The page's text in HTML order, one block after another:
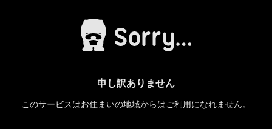
申し訳ありません
このサービスはお住まいの地域からはご利用になれません。